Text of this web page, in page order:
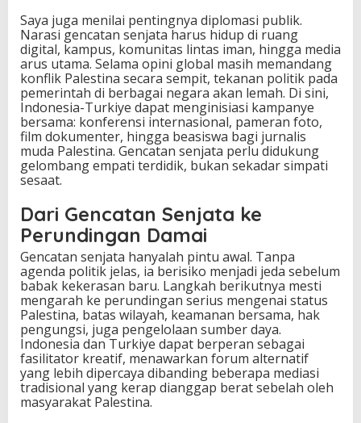
Saya juga menilai pentingnya diplomasi publik.
Narasi gencatan senjata harus hidup di ruang
digital, kampus, komunitas lintas iman, hingga media
arus utama. Selama opini global masih memandang
konflik Palestina secara sempit, tekanan politik pada
pemerintah di berbagai negara akan lemah. Di sini,
Indonesia-Turkiye dapat menginisiasi kampanye
bersama: konferensi internasional, pameran foto,
film dokumenter, hingga beasiswa bagi jurnalis
muda Palestina. Gencatan senjata perlu didukung
gelombang empati terdidik, bukan sekadar simpati
sesaat.
Dari Gencatan Senjata ke
Perundingan Damai
Gencatan senjata hanyalah pintu awal. Tanpa
agenda politik jelas, ia berisiko menjadi jeda sebelum
babak kekerasan baru. Langkah berikutnya mesti
mengarah ke perundingan serius mengenai status
Palestina, batas wilayah, keamanan bersama, hak
pengungsi, juga pengelolaan sumber daya.
Indonesia dan Turkiye dapat berperan sebagai
fasilitator kreatif, menawarkan forum alternatif
yang lebih dipercaya dibanding beberapa mediasi
tradisional yang kerap dianggap berat sebelah oleh
masyarakat Palestina.